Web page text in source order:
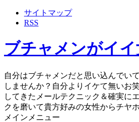
サイトマップ
RSS
ブチャメンがイ
自分はブチャメンだと思い込んでい
しませんか？自分よりイケて無いお
してきたメールテクニック＆確実に
クを磨いて貴方好みの女性からチヤ
メインメニュー